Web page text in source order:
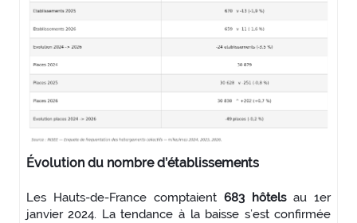
Évolution du nombre d’établissements
Les Hauts-de-France comptaient 683 hôtelsau 1er
janvier 2024. La tendance à la baisse s’est confirmée